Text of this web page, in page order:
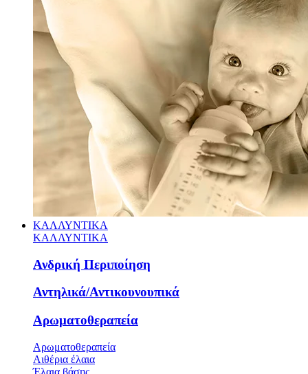
ΚΑΛΛΥΝΤΙΚΑ
ΚΑΛΛΥΝΤΙΚΑ
Ανδρική Περιποίηση
Αντηλικά/Αντικουνουπικά
Αρωματοθεραπεία
Αρωματοθεραπεία
Αιθέρια έλαια
Έλαια βάσης